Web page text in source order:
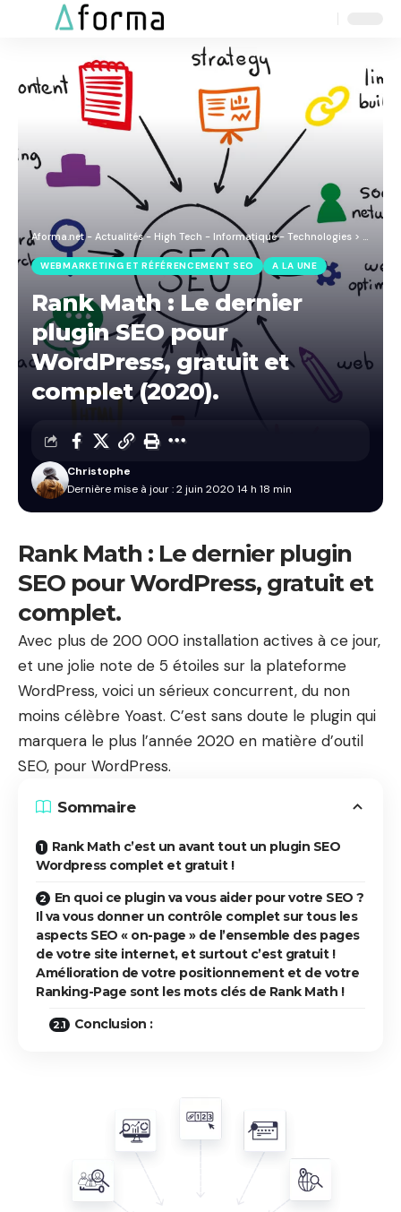
Aforma.net - Actualités - High Tech - Informatique - Technologies > Blog
WEBMARKETING ET RÉFÉRENCEMENT SEO A LA UNE
Rank Math : Le dernier
plugin SEO pour
WordPress, gratuit et
complet (2020).
Dernière mise à jour : 2 juin 2020 14 h 18 min
Christophe
Rank Math : Le dernier plugin
SEO pour WordPress, gratuit et
complet.
Avec plus de 200 000 installation actives à ce jour,
et une jolie note de 5 étoiles sur la plateforme
WordPress, voici un sérieux concurrent, du non
moins célèbre Yoast. C’est sans doute le plugin qui
marquera le plus l’année 2020 en matière d’outil
SEO, pour WordPress.
Sommaire
Rank Math c’est un avant tout un plugin SEO
Wordpress complet et gratuit !
En quoi ce plugin va vous aider pour votre SEO ?
Il va vous donner un contrôle complet sur tous les
aspects SEO « on-page » de l’ensemble des pages
de votre site internet, et surtout c’est gratuit !
Amélioration de votre positionnement et de votre
Ranking-Page sont les mots clés de Rank Math !
Conclusion :